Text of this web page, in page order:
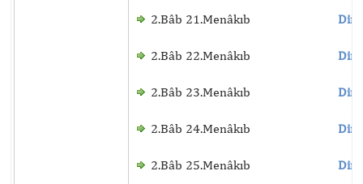
2.Bâb 21.Menâkıb
2.Bâb 22.Menâkıb
2.Bâb 23.Menâkıb
2.Bâb 24.Menâkıb
2.Bâb 25.Menâkıb